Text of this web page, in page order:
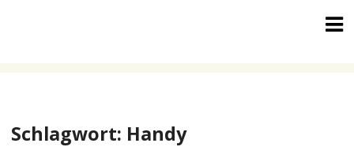
Schlagwort: Handy